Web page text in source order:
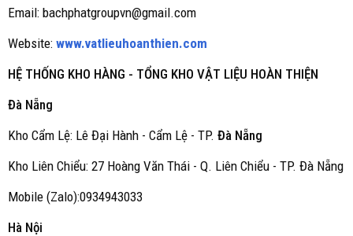
Email: bachphatgroupvn@gmail.com
Website: www.vatlieuhoanthien.com
HỆ THỐNG KHO HÀNG - TỔNG KHO VẬT LIỆU HOÀN THIỆN
Đà Nẵng
Kho Cẩm Lệ: Lê Đại Hành - Cẩm Lệ - TP. Đà Nẵng
Kho Liên Chiểu: 27 Hoàng Văn Thái - Q. Liên Chiểu - TP. Đà Nẵng
Mobile (Zalo):0934943033
Hà Nội